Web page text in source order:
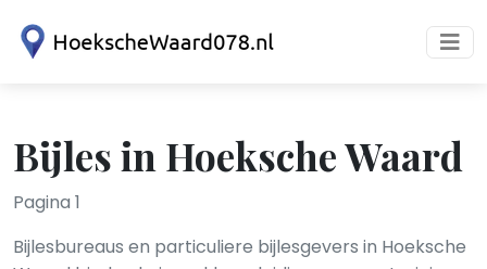
Bijles in Hoeksche Waard
Pagina 1
Bijlesbureaus en particuliere bijlesgevers in Hoeksche